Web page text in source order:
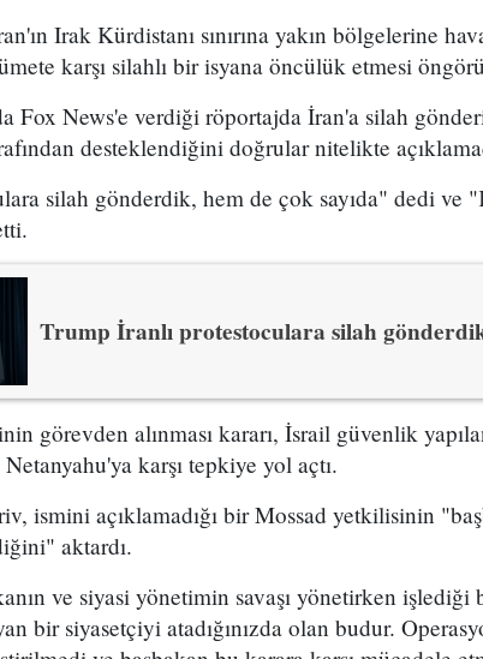
Irak Kürdistanı sınırına yakın bölgelerine
karşı silahlı bir isyana öncülük etmesi
Fox News'e verdiği röportajda İran'a silah
desteklendiğini doğrular nitelikte
silah gönderdik, hem de çok sayıda" dedi ve
Trump İranlı protestoculara silah
görevden alınması kararı, İsrail güvenlik
karşı tepkiye yol açtı.
ismini açıklamadığı bir Mossad yetkilisinin
aktardı.
ve siyasi yönetimin savaşı yönetirken işlediği
bir siyasetçiyi atadığınızda olan budur.